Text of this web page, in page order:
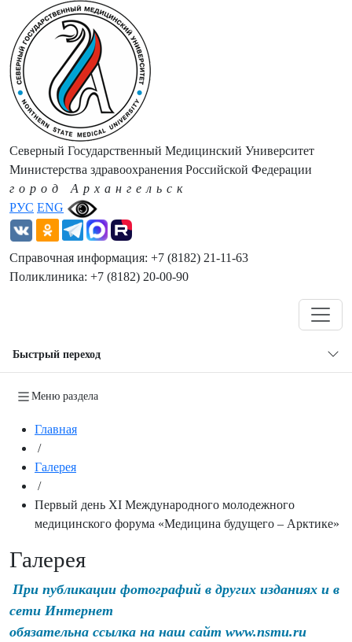
РУС ENG
Северный Государственный Медицинский Университет
Министерства здравоохранения Российской Федерации
город Архангельск
Справочная информация: +7 (8182) 21-11-63
Поликлиника: +7 (8182) 20-00-90
Быстрый переход
Меню раздела
Главная
/
Галерея
/
Первый день XI Международного молодежного
медицинского форума «Медицина будущего – Арктике»
Галерея
При публикации фотографий в других изданиях и в
сети Интернет
обязательна ссылка на наш сайт www.nsmu.ru